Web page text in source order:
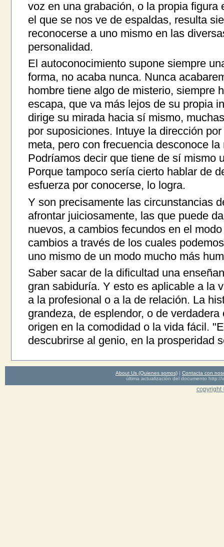
voz en una grabación, o la propia
el que se nos ve de espaldas, resulta
reconocerse a uno mismo en las
personalidad.
El autoconocimiento supone siempre
forma, no acaba nunca. Nunca
hombre tiene algo de misterio, siempre
escapa, que va más lejos de su propia
dirige su mirada hacia sí mismo,
por suposiciones. Intuye la dirección
meta, pero con frecuencia desconoce
Podríamos decir que tiene de sí mismo
Porque tampoco sería cierto hablar de
esfuerza por conocerse, lo logra.
Y son precisamente las circunstancias
afrontar juiciosamente, las que puede
nuevos, a cambios fecundos en el
cambios a través de los cuales
uno mismo de un modo mucho más
Saber sacar de la dificultad una
gran sabiduría. Y esto es aplicable a la
a la profesional o a la de relación. La
grandeza, de esplendor, o de
origen en la comodidad o la vida fácil.
descubrirse al genio, en la prosperidad
About Us (Quienes somos) | Contacta con
última actualización del documento http://
copyright